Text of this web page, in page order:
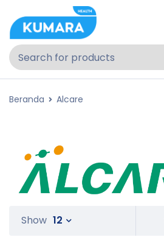
Beranda Alcare
Show 12